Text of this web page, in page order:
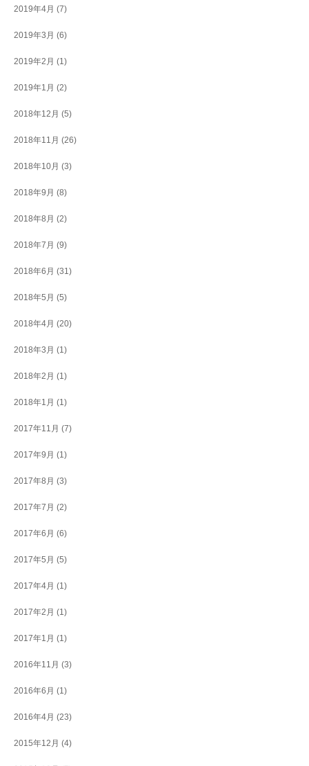
2019年4月 (7)
2019年3月 (6)
2019年2月 (1)
2019年1月 (2)
2018年12月 (5)
2018年11月 (26)
2018年10月 (3)
2018年9月 (8)
2018年8月 (2)
2018年7月 (9)
2018年6月 (31)
2018年5月 (5)
2018年4月 (20)
2018年3月 (1)
2018年2月 (1)
2018年1月 (1)
2017年11月 (7)
2017年9月 (1)
2017年8月 (3)
2017年7月 (2)
2017年6月 (6)
2017年5月 (5)
2017年4月 (1)
2017年2月 (1)
2017年1月 (1)
2016年11月 (3)
2016年6月 (1)
2016年4月 (23)
2015年12月 (4)